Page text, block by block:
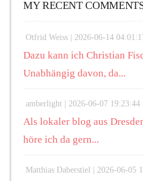
MY RECENT
Otfrid Weiss | 2026-06-14
Dazu kann ich Christian
Unabhängig davon, da...
amberlight | 2026-06-07 19:23:44
Als lokaler blog aus
höre ich da gern...
Matthias Daberstiel | 2026-06-05